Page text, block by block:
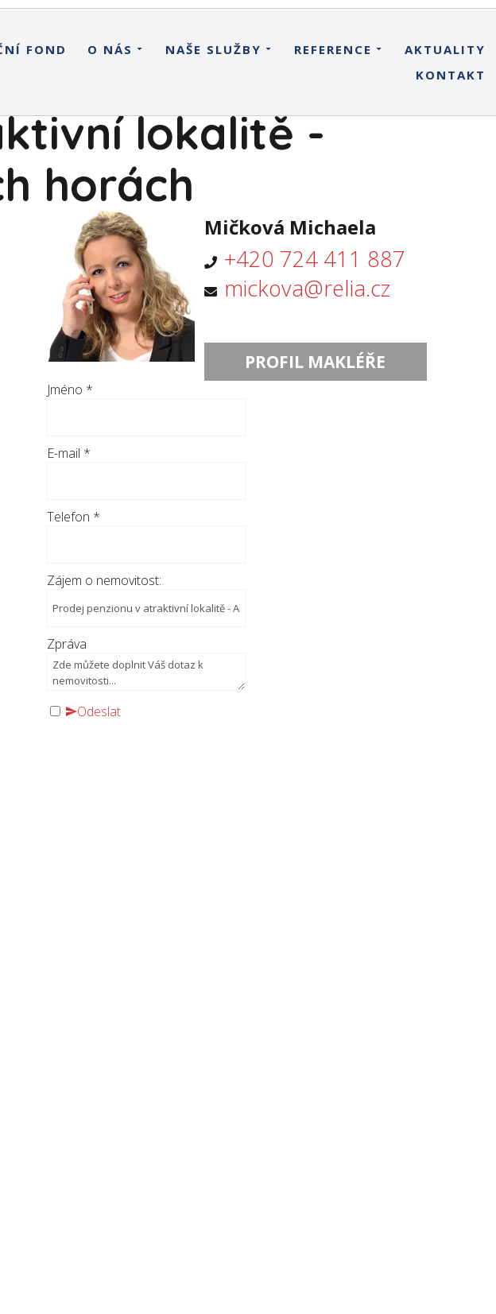
FOND O NÁS NAŠE SLUŽBY REFERENCE
AKTUALITY
KONTAKT
lokalitě -
horách
Mičková Michaela
+420 724 411 887
mickova@relia.cz
PROFIL MAKLÉŘE
Jméno *
E-mail *
Telefon *
Zájem o nemovitost:
Zpráva
Odeslat